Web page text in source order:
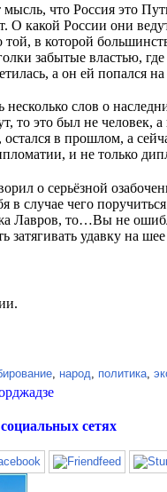
что Россия это
О какой России они
в которой
забытые властью,
а он ей попался
слов о
то это был не человек,
в прошлом, а
и не только
о серьёзной
в случае чего
Лавров, то…Вы не
удавку на
народ политика
сетях